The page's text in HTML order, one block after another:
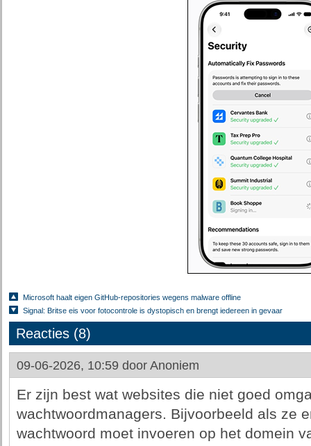
Microsoft haalt eigen GitHub-repositories wegens malware offline
Signal: Britse eis voor fotocontrole is dystopisch en brengt iedereen in gevaar
Reacties (8)
09-06-2026, 10:59 door Anoniem
Er zijn best wat websites die niet goed
wachtwoordmanagers. Bijvoorbeeld als ze
wachtwoord moet invoeren op het domein